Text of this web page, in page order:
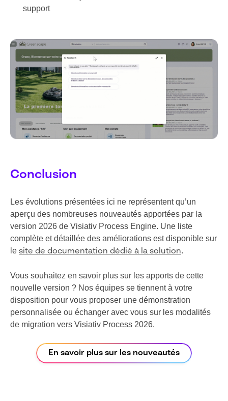
support
Conclusion
Les évolutions présentées ici ne représentent qu’un
aperçu des nombreuses nouveautés apportées par la
version 2026 de Visiativ Process Engine. Une liste
complète et détaillée des améliorations est disponible sur
le site de documentation dédié à la solution.
Vous souhaitez en savoir plus sur les apports de cette
nouvelle version ? Nos équipes se tiennent à votre
disposition pour vous proposer une démonstration
personnalisée ou échanger avec vous sur les modalités
de migration vers Visiativ Process 2026.
En savoir plus sur les nouveautés